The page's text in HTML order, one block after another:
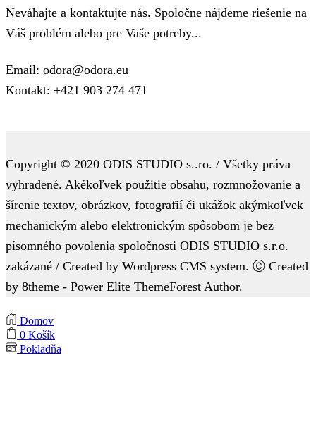
Neváhajte a kontaktujte nás. Spoločne nájdeme riešenie na
Váš problém alebo pre Vaše potreby...
Email: odora@odora.eu
Kontakt: +421 903 274 471
Copyright © 2020 ODIS STUDIO s..ro. / Všetky práva
vyhradené. Akékoľvek použitie obsahu, rozmnožovanie a
šírenie textov, obrázkov, fotografií či ukážok akýmkoľvek
mechanickým alebo elektronickým spôsobom je bez
písomného povolenia spoločnosti ODIS STUDIO s.r.o.
zakázané / Created by Wordpress CMS system. Ⓒ Created
by 8theme - Power Elite ThemeForest Author.
Domov
0 Košík
Pokladňa